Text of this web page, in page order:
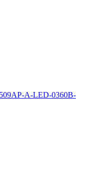
A-LED-0360B-